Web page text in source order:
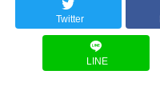
Twitter
LINE